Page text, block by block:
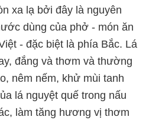
xa lạ bởi đây là nguyên
dùng của phở - món ăn
- đặc biệt là phía Bắc. Lá
đắng và thơm và thường
nêm nếm, khử mùi tanh
lá nguyệt quế trong nấu
làm tăng hương vị thơm